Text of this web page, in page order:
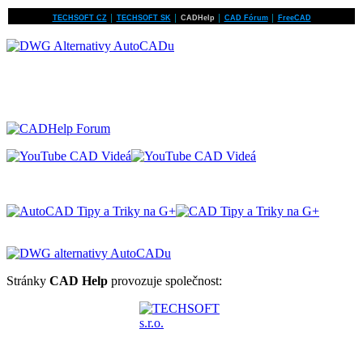
TECHSOFT CZ│ TECHSOFT SK│ CADHelp CAD Fórum│ FreeCAD
Stránky CAD Help provozuje společnost: